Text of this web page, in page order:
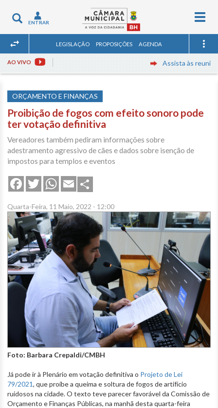
Toggle
navigation
ENTRAR
LEGISLAÇÃO PROPOSIÇÕES AGENDA
AO VIVO Assista às reuniões
ORÇAMENTO E FINANÇAS
Proibição de fogos com efeito sonoro pode
ter votação definitiva
Vereadores também pediram informações sobre
adestramento agressivo de cães e dados sobre isenção de
impostos para templos e eventos
FacebookTwitterWhatsApp
Email
Quarta-Feira, 11 Maio, 2022 - 12:00
Foto: Barbara Crepaldi/CMBH
Já pode ir à Plenário em votação definitiva o Projeto de Lei
79/2021, que proíbe a queima e soltura de fogos de artifício
ruidosos na cidade. O texto teve parecer favorável da Comissão de
Orçamento e Finanças Públicas, na manhã desta quarta-feira